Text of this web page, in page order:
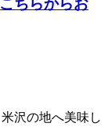
沢の地へ美味し